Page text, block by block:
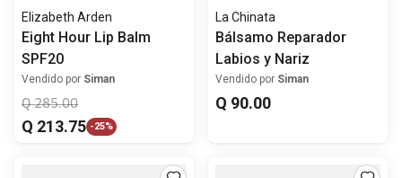
Elizabeth Arden
Eight Hour Lip Balm
SPF20
Vendido por Siman
Q 285.00
Q 213.75 -25%
La Chinata
Bálsamo Reparador
Labios y Nariz
Vendido por Siman
Q 90.00